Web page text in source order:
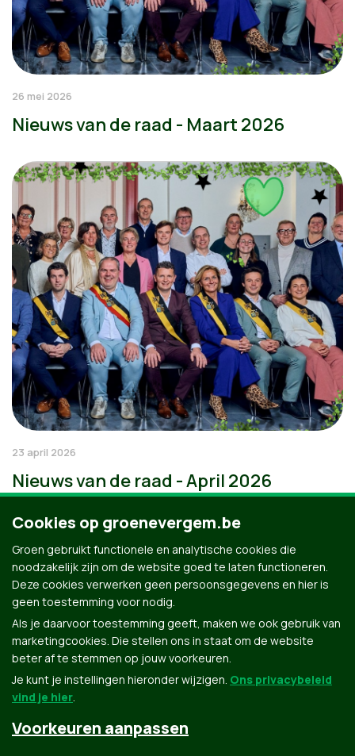
26 mei 2026
Nieuws van de raad - Maart 2026
23 april 2026
Nieuws van de raad - April 2026
Groen.be
Cookies op groenevergem.be
Groen gebruikt functionele en analytische cookies die
noodzakelijk zijn om de website goed te laten functioneren.
Deze cookies verwerken geen persoonsgegevens en hier is
geen toestemming voor nodig.
Als je daarvoor toestemming geeft, maken we ook gebruik van
marketingcookies. Die stellen ons in staat om de website
beter af te stemmen op jouw voorkeuren.
Je kunt je instellingen hieronder wijzigen. Ons privacybeleid
vind je hier.
Voorkeuren aanpassen